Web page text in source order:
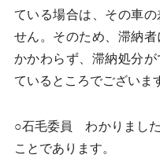
ている場合は、その車
せん。そのため、滞納
かかわらず、滞納処分
ているところでございま
○石毛委員 わかりまし
ことであります。